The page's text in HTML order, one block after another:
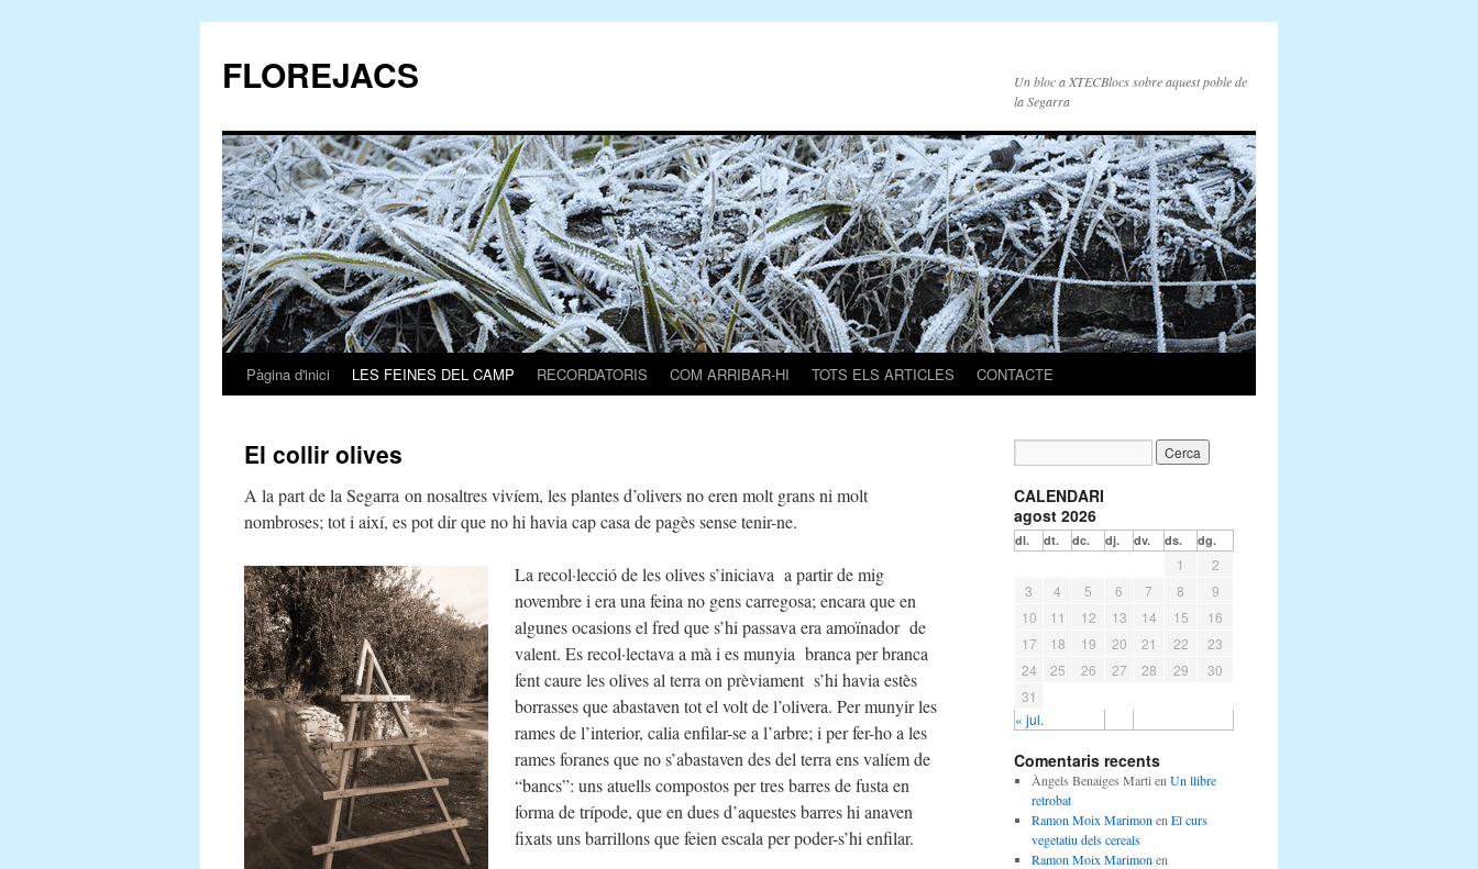
FLOREJACS
Un bloc a XTECBlocs sobre aquest poble de
la Segarra
Vés
contingut
Pàgina d'inici LES FEINES DEL CAMP RECORDATORIS COM ARRIBAR-HI TOTS ELS ARTICLES CONTACTE
El collir olives
A la part de la Segarra on nosaltres vivíem, les plantes d’olivers no eren molt grans ni molt
nombroses; tot i així, es pot dir que no hi havia cap casa de pagès sense tenir-ne.
La recol·lecció de les olives s’iniciava a partir de mig
novembre i era una feina no gens carregosa; encara que en
algunes ocasions el fred que s’hi passava era amoïnador de
valent. Es recol·lectava a mà i es munyia branca per branca
fent caure les olives al terra on prèviament s’hi havia estès
borrasses que abastaven tot el volt de l’olivera. Per munyir les
rames de l’interior, calia enfilar-se a l’arbre; i per fer-ho a les
rames foranes que no s’abastaven des del terra ens valíem de
“bancs”: uns atuells compostos per tres barres de fusta en
forma de trípode, que en dues d’aquestes barres hi anaven
fixats uns barrillons que feien escala per poder-s’hi enfilar.
CALENDARI
agost 2026
dl. dt. dc. dj. dv. ds. dg.
« jul.
1
2
3
4 5 6 7 8
9
10
11 12 13 14 15
16
17
18 19 20 21 22
23
24
25 26 27 28 29
30
31
Comentaris recents
Àngels Benaiges Marti en Un llibre
retrobat
Ramon Moix Marimon en El curs
vegetatiu dels cereals
Ramon Moix Marimon en